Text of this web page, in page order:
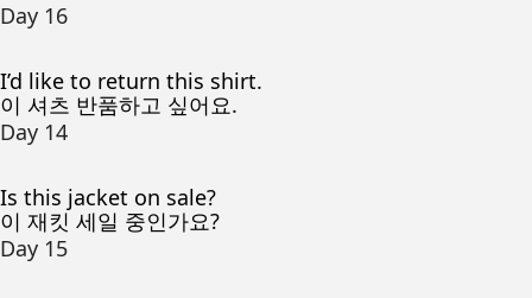
Day 16
I’d like to return this shirt.
이 셔츠 반품하고 싶어요.
Day 14
Is this jacket on sale?
이 재킷 세일 중인가요?
Day 15